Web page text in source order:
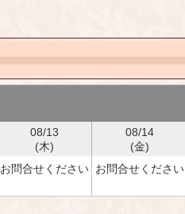
08/13
(木)
08/14
(金)
お問合せください お問合せください